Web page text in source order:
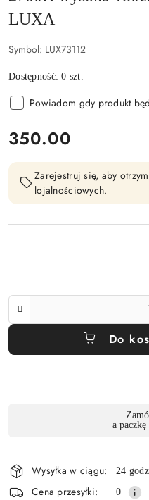
LUXA
Symbol: LUX73112
Dostępność:0 szt.
Powiadom gdy produkt
cena:
350.00
Zarejestruj się, aby
lojalnościowych.
Do
dostawa
a
Wysyłka w ciągu: 24
Cena przesyłki: 0